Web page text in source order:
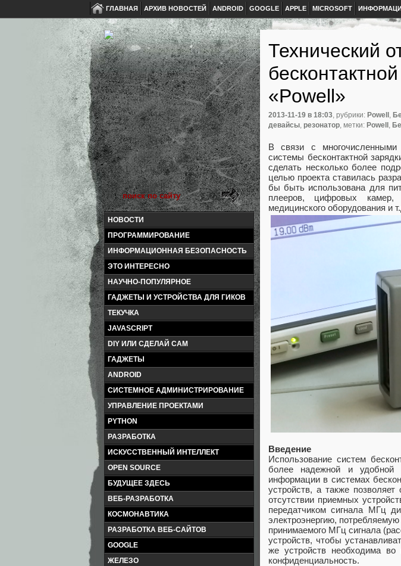
ГЛАВНАЯ АРХИВ НОВОСТЕЙ ANDROID GOOGLE APPLE MICROSOFT
НОВОСТИ
ПРОГРАММИРОВАНИЕ
ИНФОРМАЦИОННАЯ БЕЗОПАСНОСТЬ
ЭТО ИНТЕРЕСНО
НАУЧНО-ПОПУЛЯРНОЕ
ГАДЖЕТЫ И УСТРОЙСТВА ДЛЯ ГИКОВ
ТЕКУЧКА
JAVASCRIPT
DIY ИЛИ СДЕЛАЙ САМ
ГАДЖЕТЫ
ANDROID
СИСТЕМНОЕ АДМИНИСТРИРОВАНИЕ
УПРАВЛЕНИЕ ПРОЕКТАМИ
PYTHON
РАЗРАБОТКА
ИСКУССТВЕННЫЙ ИНТЕЛЛЕКТ
OPEN SOURCE
БУДУЩЕЕ ЗДЕСЬ
ВЕБ-РАЗРАБОТКА
КОСМОНАВТИКА
РАЗРАБОТКА ВЕБ-САЙТОВ
GOOGLE
ЖЕЛЕЗО
Технический
«Powell»
2013-11-19 в 18:03, рубрики: Powell ,
девайсы, резонатор, метки: Powell ,
В связи с многочисленными
системы бесконтактной
сделать несколько более
целью проекта ставилась
бы быть использована для
плееров, цифровых камер,
медицинского оборудования и
Введение
Использование систем
более надежной и удобной
информации в системах
устройств, а также
отсутствии приемных
передатчиком сигнала МГц
электроэнергию,
принимаемого МГц сигнала
устройств, чтобы
же устройств необходима во
конфиденциальность.